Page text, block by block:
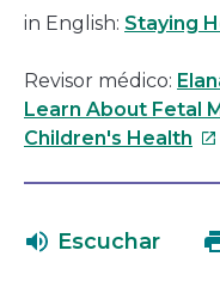
in English: Staying
Revisor médico:
Learn About Fetal
Children's Health
en
Escuchar